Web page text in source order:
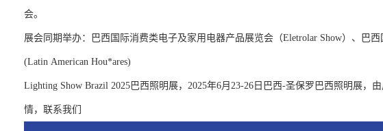
会。
展会同期举办：巴西国际消费类电子及家用电器产品展览会（Eletrolar Show）、巴
(Latin American Hou*ares)
Lighting Show Brazil 2025巴西照明展，2025年6月23-26日巴西-圣保罗巴西照明展，
情，联系我们